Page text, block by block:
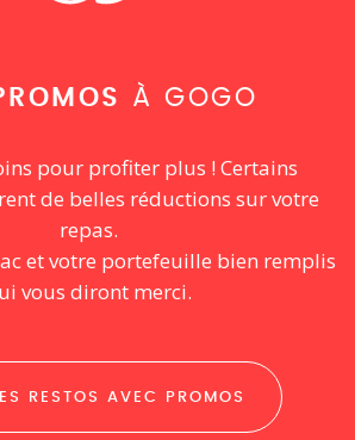
À GOGO
pour profiter plus ! Certains
de belles réductions sur votre
repas.
et votre portefeuille bien remplis
vous diront merci.
RESTOS AVEC PROMOS